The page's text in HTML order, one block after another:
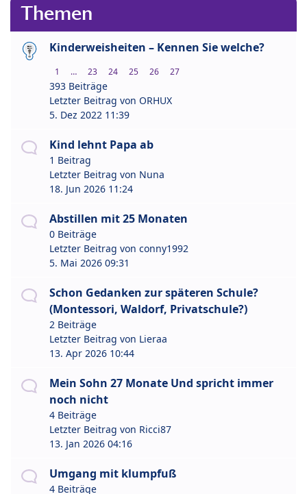
Themen
Kinderweisheiten – Kennen Sie welche?
1 … 23 24 25 26 27
393 Beiträge
Letzter Beitrag von ORHUX
5. Dez 2022 11:39
Kind lehnt Papa ab
1 Beitrag
Letzter Beitrag von Nuna
18. Jun 2026 11:24
Abstillen mit 25 Monaten
0 Beiträge
Letzter Beitrag von conny1992
5. Mai 2026 09:31
Schon Gedanken zur späteren Schule?
(Montessori, Waldorf, Privatschule?)
2 Beiträge
Letzter Beitrag von Lieraa
13. Apr 2026 10:44
Mein Sohn 27 Monate Und spricht immer
noch nicht
4 Beiträge
Letzter Beitrag von Ricci87
13. Jan 2026 04:16
Umgang mit klumpfuß
4 Beiträge